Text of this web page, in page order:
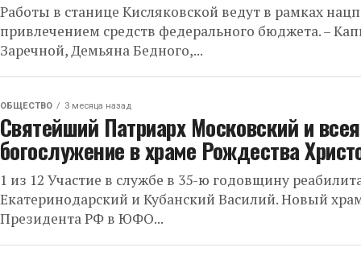
Работы в станице Кисляковской ведут в рамках
привлечением средств федерального бюджета. –
Заречной, Демьяна Бедного,...
ОБЩЕСТВО 3 месяца назад
Святейший Патриарх Московский и
богослужение в храме Рождества
1 из 12 Участие в службе в 35-ю годовщину
Екатеринодарский и Кубанский Василий. Новый
Президента РФ в ЮФО...